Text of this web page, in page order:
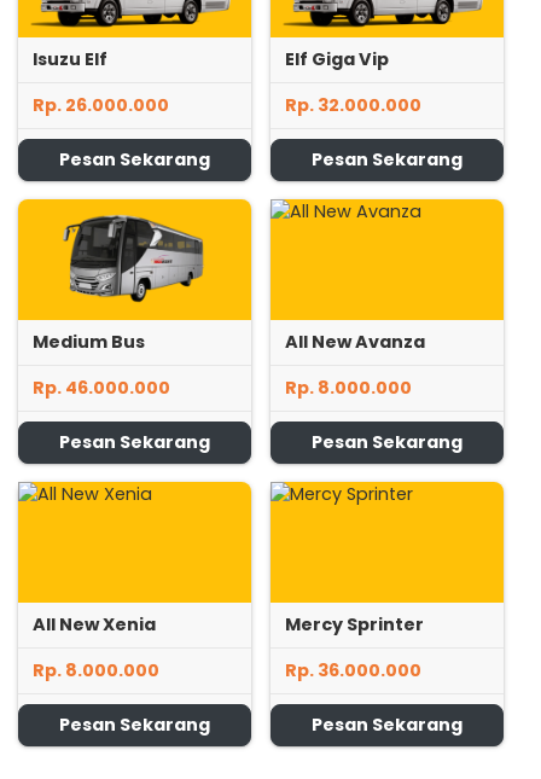
Isuzu Elf
Rp. 26.000.000
Pesan Sekarang
Elf Giga Vip
Rp. 32.000.000
Pesan Sekarang
Medium Bus
Rp. 46.000.000
Pesan Sekarang
All New Avanza
Rp. 8.000.000
Pesan Sekarang
All New Xenia
Rp. 8.000.000
Pesan Sekarang
Mercy Sprinter
Rp. 36.000.000
Pesan Sekarang